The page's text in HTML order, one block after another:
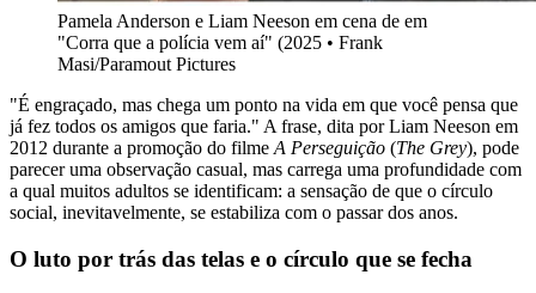
Pamela Anderson e Liam Neeson em cena de em
"Corra que a polícia vem aí" (2025 • Frank
Masi/Paramout Pictures
"É engraçado, mas chega um ponto na vida em que você pensa que
já fez todos os amigos que faria." A frase, dita por Liam Neeson em
2012 durante a promoção do filme A Perseguição (The Grey), pode
parecer uma observação casual, mas carrega uma profundidade com
a qual muitos adultos se identificam: a sensação de que o círculo
social, inevitavelmente, se estabiliza com o passar dos anos.
O luto por trás das telas e o círculo que se fecha